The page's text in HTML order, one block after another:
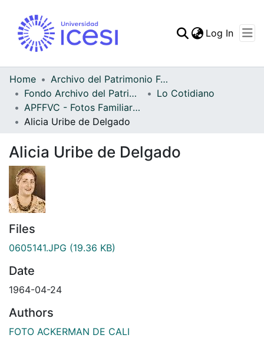
Statistics
Log In
Home
Archivo del Patrimonio Fotográfico y Fílmico del Valle del Cauca
Fondo Archivo del Patrimonio Fotográfico y Fílmico del Valle del Cauca
Lo Cotidiano
APFFVC - Fotos Familiares - Patrimonial
Alicia Uribe de Delgado
Alicia Uribe de Delgado
Files
0605141.JPG (19.36 KB)
Date
1964-04-24
Authors
FOTO ACKERMAN DE CALI